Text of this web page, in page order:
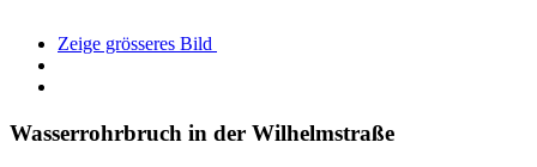
Zeige grösseres Bild
Wasserrohrbruch in der Wilhelmstraße